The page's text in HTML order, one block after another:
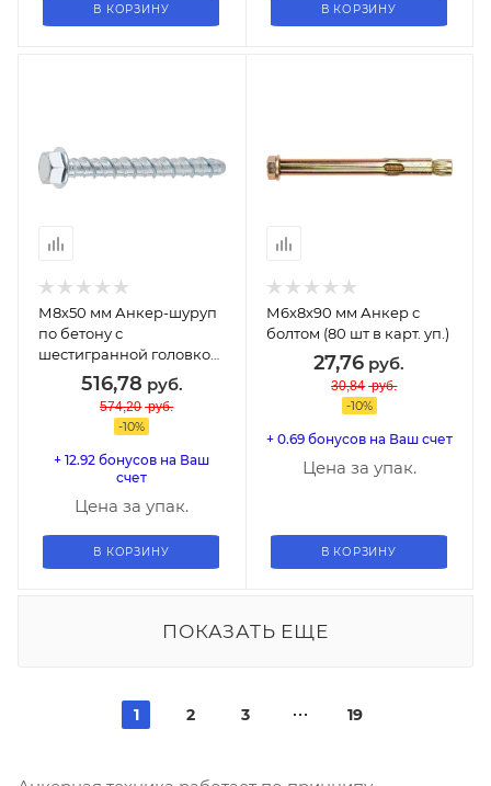
В КОРЗИНУ В КОРЗИНУ
М8х50 мм Анкер-шуруп
по бетону с
шестигранной головкой
(700 шт в коробе)
516,78 руб.
574,20 руб.
-10%
+ 12.92 бонусов на Ваш
счет
Цена за упак.
В КОРЗИНУ
М6х8х90 мм Анкер с
болтом (80 шт в карт. уп.)
27,76 руб.
30,84 руб.
-10%
+ 0.69 бонусов на Ваш счет
Цена за упак.
В КОРЗИНУ
ПОКАЗАТЬ ЕЩЕ
1 2 3 19